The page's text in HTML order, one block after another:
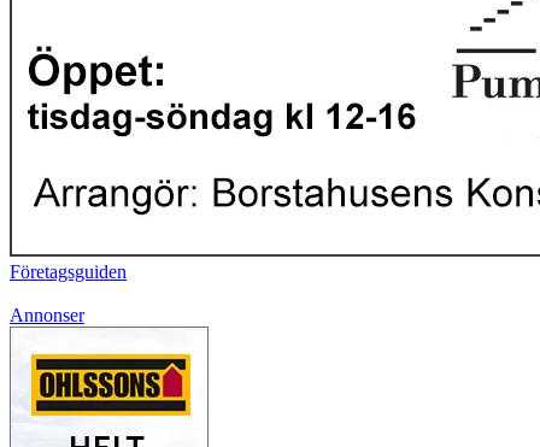
Företagsguiden
Annonser